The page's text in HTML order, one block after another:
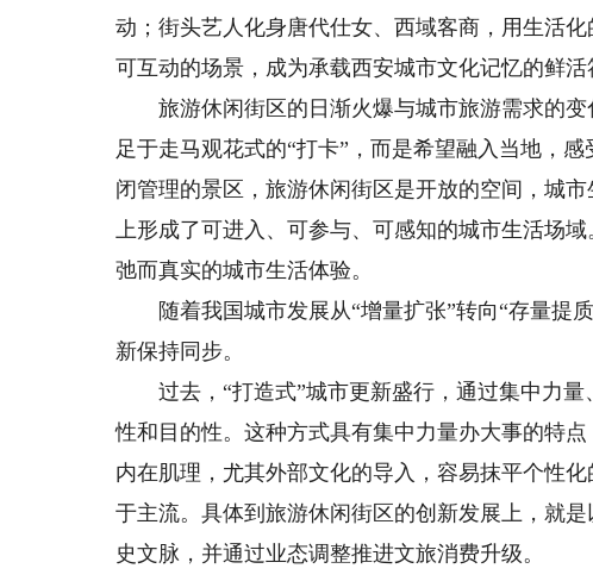
动；街头艺人化身唐代仕女、西域客商，用生活
可互动的场景，成为承载西安城市文化记忆的鲜活
旅游休闲街区的日渐火爆与城市旅游需求的变
足于走马观花式的“打卡”，而是希望融入当地，
闭管理的景区，旅游休闲街区是开放的空间，城
上形成了可进入、可参与、可感知的城市生活场
弛而真实的城市生活体验。
随着我国城市发展从“增量扩张”转向“存量提
新保持同步。
过去，“打造式”城市更新盛行，通过集中力量
性和目的性。这种方式具有集中力量办大事的特
内在肌理，尤其外部文化的导入，容易抹平个性
于主流。具体到旅游休闲街区的创新发展上，就
史文脉，并通过业态调整推进文旅消费升级。